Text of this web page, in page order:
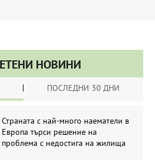
НОВИНИ
ПОСЛЕДНИ 30 ДНИ
Страната с най-много наематели в
Европа търси решение на
проблема с недостига на жилища